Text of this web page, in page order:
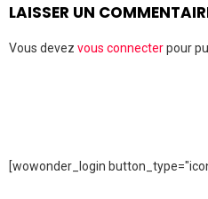
LAISSER UN
Vous devez vous connecterpour
[wowonder_login